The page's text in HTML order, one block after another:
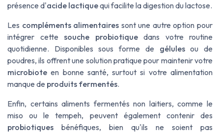
présence d'acide lactiquequi facilite la digestion du lactose.
Les compléments alimentaires sont une autre option pour
intégrer cette souche probiotiquedans votre routine
quotidienne. Disponibles sous forme de gélulesou de
poudres, ils offrent une solution pratique pour maintenir votre
microbiote en bonne santé, surtout si votre alimentation
manque de produits fermentés.
Enfin, certains aliments fermentés non laitiers, comme le
miso ou le tempeh, peuvent également contenir des
probiotiques bénéfiques, bien qu'ils ne soient pas